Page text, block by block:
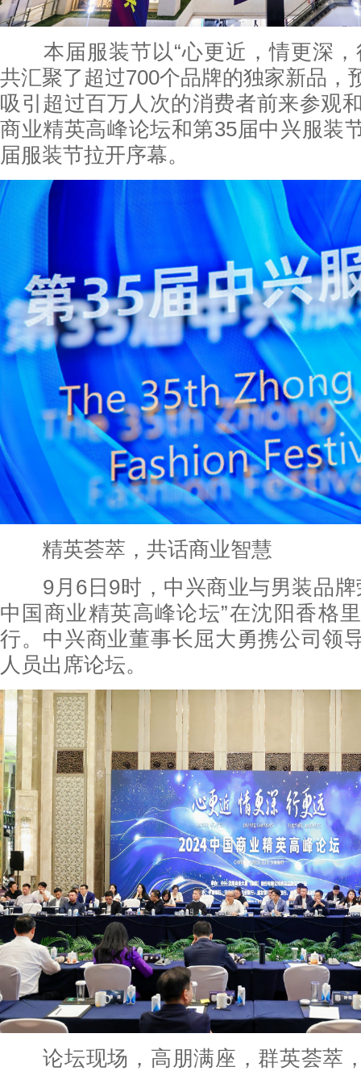
本届服装节以“心更近，情更深，
共汇聚了超过700个品牌的独家新品，
吸引超过百万人次的消费者前来参观
商业精英高峰论坛和第35届中兴服装
届服装节拉开序幕。
精英荟萃，共话商业智慧
9月6日9时，中兴商业与男装品牌
中国商业精英高峰论坛”在沈阳香格
行。中兴商业董事长屈大勇携公司领
人员出席论坛。
论坛现场，高朋满座，群英荟萃